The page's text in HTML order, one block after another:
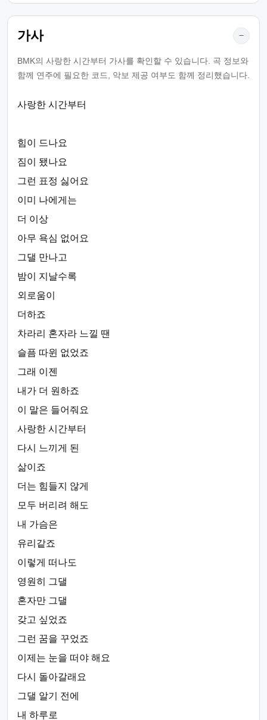
가사 −
BMK의 사랑한 시간부터 가사를 확인할 수 있습니다. 곡 정보와
함께 연주에 필요한 코드, 악보 제공 여부도 함께 정리했습니다.
사랑한 시간부터
힘이 드나요
짐이 됐나요
그런 표정 싫어요
이미 나에게는
더 이상
아무 욕심 없어요
그댈 만나고
밤이 지날수록
외로움이
더하죠
차라리 혼자라 느낄 땐
슬픔 따윈 없었죠
그래 이젠
내가 더 원하죠
이 말은 들어줘요
사랑한 시간부터
다시 느끼게 된
삶이죠
더는 힘들지 않게
모두 버리려 해도
내 가슴은
유리같죠
이렇게 떠나도
영원히 그댈
혼자만 그댈
갖고 싶었죠
그런 꿈을 꾸었죠
이제는 눈을 떠야 해요
다시 돌아갈래요
그댈 알기 전에
내 하루로